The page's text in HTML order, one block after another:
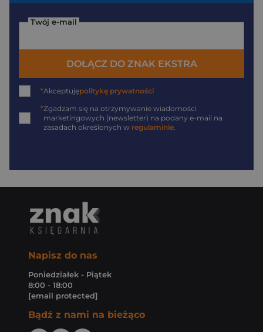
Twój e-mail
DOŁĄCZ DO ZNAK EKSTRA
*Akceptujępolitykę prywatności
*Zgadzam się na otrzymywanie wiadomości
marketingowych (newsletter) na podany e-mail na
zasadach określonych w regulaminie.
Napisz do nas
Poniedziałek - Piątek
8:00 - 18:00
[email protected]
Bądź z nami na bieżąco